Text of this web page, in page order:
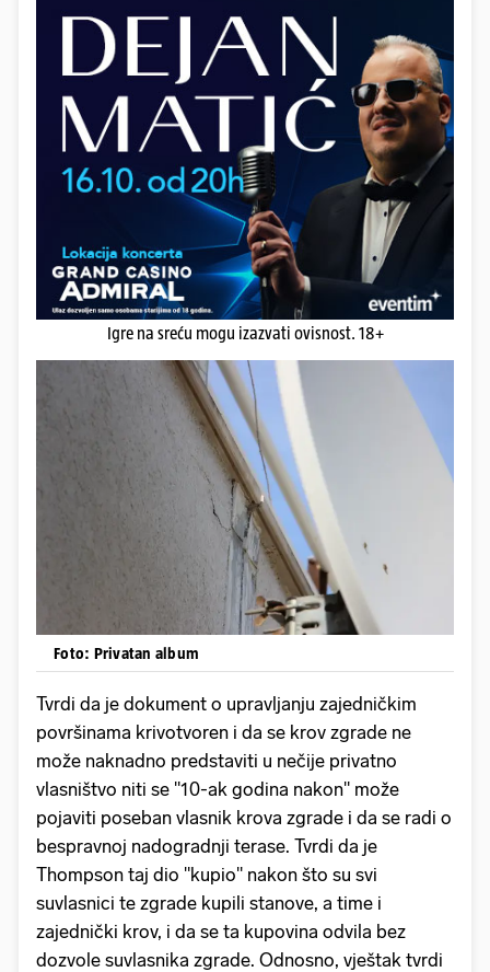
Igre na sreću mogu izazvati ovisnost. 18+
Foto: Privatan album
Tvrdi da je dokument o upravljanju zajedničkim
površinama krivotvoren i da se krov zgrade ne
može naknadno predstaviti u nečije privatno
vlasništvo niti se "10-ak godina nakon" može
pojaviti poseban vlasnik krova zgrade i da se radi o
bespravnoj nadogradnji terase. Tvrdi da je
Thompson taj dio "kupio" nakon što su svi
suvlasnici te zgrade kupili stanove, a time i
zajednički krov, i da se ta kupovina odvila bez
dozvole suvlasnika zgrade. Odnosno, vještak tvrdi